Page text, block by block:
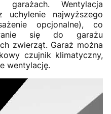
garażach. Wentylacja
najwyższego
opcjonalne), co
się do garażu
zwierząt. Garaż można
czujnik klimatyczny,
wentylację.